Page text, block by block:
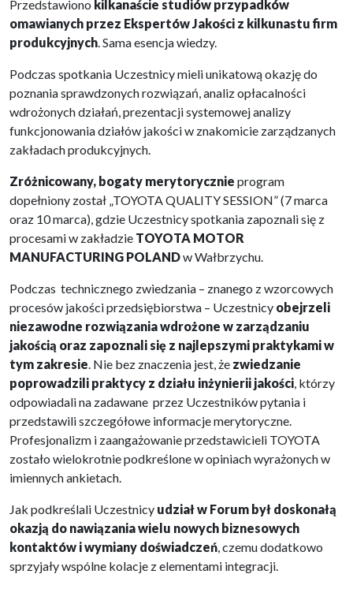
Przedstawiono kilkanaście studiów przypadków
omawianych przez Ekspertów Jakości z kilkunastu firm
produkcyjnych. Sama esencja wiedzy.
Podczas spotkania Uczestnicy mieli unikatową okazję do
poznania sprawdzonych rozwiązań, analiz opłacalności
wdrożonych działań, prezentacji systemowej analizy
funkcjonowania działów jakości w znakomicie zarządzanych
zakładach produkcyjnych.
Zróżnicowany, bogaty merytorycznie program
dopełniony został „TOYOTA QUALITY SESSION” (7 marca
oraz 10 marca), gdzie Uczestnicy spotkania zapoznali się z
procesami w zakładzie TOYOTA MOTOR
MANUFACTURING POLANDw Wałbrzychu.
Podczas technicznego zwiedzania – znanego z wzorcowych
procesów jakości przedsiębiorstwa – Uczestnicy obejrzeli
niezawodne rozwiązania wdrożone w zarządzaniu
jakością oraz zapoznali się z najlepszymi praktykami w
tym zakresie. Nie bez znaczenia jest, że zwiedzanie
poprowadzili praktycy z działu inżynierii jakości, którzy
odpowiadali na zadawane przez Uczestników pytania i
przedstawili szczegółowe informacje merytoryczne.
Profesjonalizm i zaangażowanie przedstawicieli TOYOTA
zostało wielokrotnie podkreślone w opiniach wyrażonych w
imiennych ankietach.
Jak podkreślali Uczestnicy udział w Forum był doskonałą
okazją do nawiązania wielu nowych biznesowych
kontaktów i wymiany doświadczeń, czemu dodatkowo
sprzyjały wspólne kolacje z elementami integracji.